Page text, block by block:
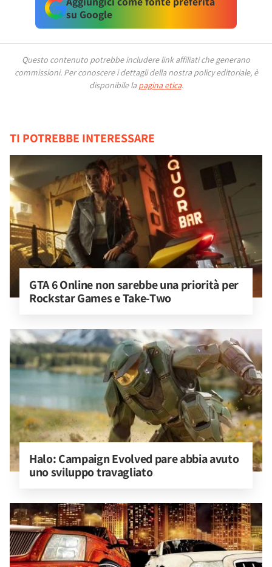
su Google
Questo contenuto potrebbe includere link affiliati che generano
commissioni. Per conoscere i dettagli della nostra policy editoriale, è
disponibile la pagina etica.
TI POTREBBE INTERESSARE
GTA 6 Online non sarebbe una priorità per
Rockstar Games e Take-Two
Halo: Campaign Evolved pare abbia avuto
uno sviluppo travagliato